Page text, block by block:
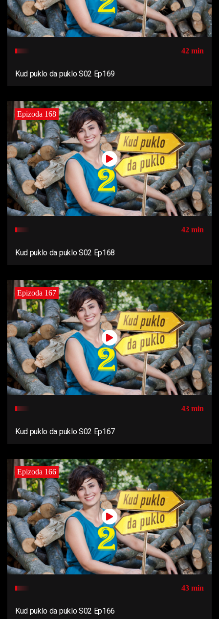
42 min
Kud puklo da puklo S02 Ep169
Epizoda 168
42 min
Kud puklo da puklo S02 Ep168
Epizoda 167
43 min
Kud puklo da puklo S02 Ep167
Epizoda 166
43 min
Kud puklo da puklo S02 Ep166